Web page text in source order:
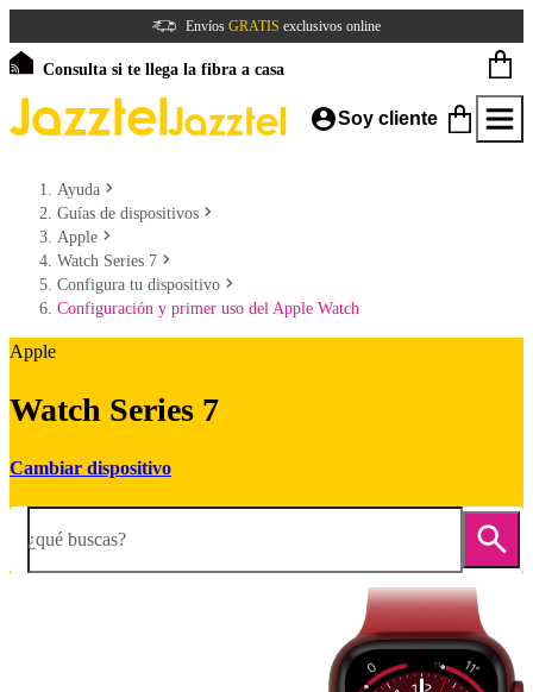
Envíos GRATIS exclusivos online
Consulta si te llega la fibra a casa
Soy cliente
Ayuda
Guías de dispositivos
Apple
Watch Series 7
Configura tu dispositivo
Configuración y primer uso del Apple Watch
Apple
Watch Series 7
Cambiar dispositivo
¿qué buscas?